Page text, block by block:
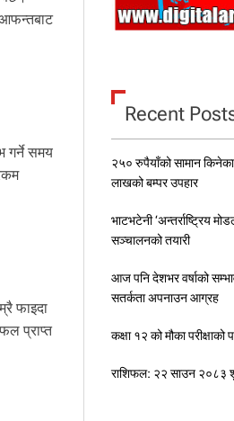
गर्ने समय
फाइदा
प्राप्त
Recent
२५० रुपैयाँको सामान
लाखको बम्पर उपहार
भाटभटेनी ‘अन्तर्राष्ट्रिय
सञ्चालनको तयारी
आज पनि देशभर वर्षाको
सतर्कता अपनाउन आग्रह
कक्षा १२ को मौका परीक्षाको
राशिफल: २२ साउन २०८३